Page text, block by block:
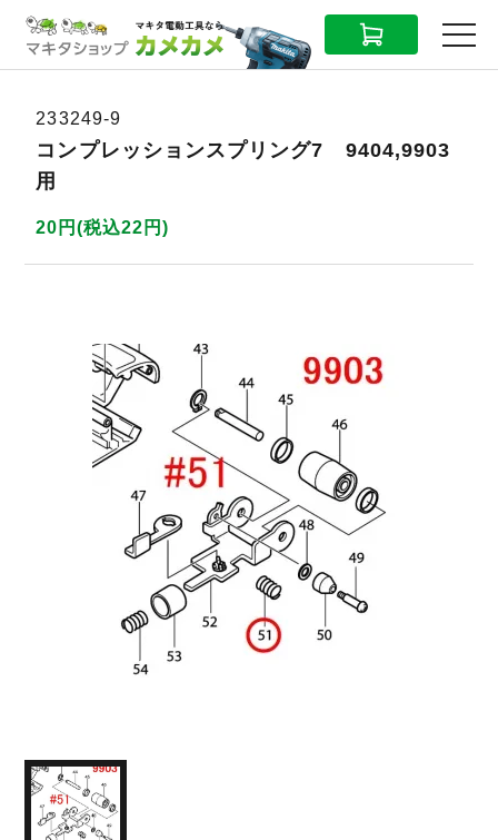
CART MENU
233249-9
コンプレッションスプリング7 9404,9903
用
20円(税込22円)